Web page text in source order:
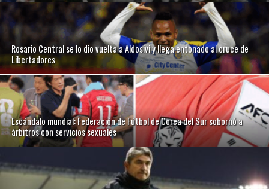
Rosario Central se lo dio vuelta a Aldosivi y llega entonado al cruce de
Libertadores
Escándalo mundial: Federación de Fútbol de Corea del Sur sobornó a
árbitros con servicios sexuales